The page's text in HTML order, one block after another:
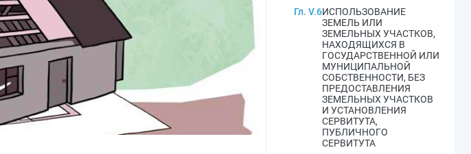
Гл. V.6ИСПОЛЬЗОВАНИЕ
ЗЕМЕЛЬ ИЛИ
ЗЕМЕЛЬНЫХ УЧАСТКОВ,
НАХОДЯЩИХСЯ В
ГОСУДАРСТВЕННОЙ ИЛИ
МУНИЦИПАЛЬНОЙ
СОБСТВЕННОСТИ, БЕЗ
ПРЕДОСТАВЛЕНИЯ
ЗЕМЕЛЬНЫХ УЧАСТКОВ
И УСТАНОВЛЕНИЯ
СЕРВИТУТА,
ПУБЛИЧНОГО
СЕРВИТУТА